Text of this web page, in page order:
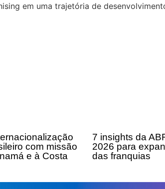
em uma trajetória de
com missão
e à Costa
7 insights da
2026 para
das franquias